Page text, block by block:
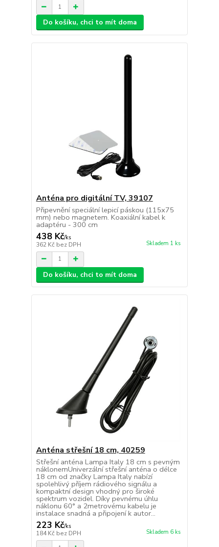
Do košíku, chci to mít doma
Anténa pro digitální TV, 39107
Připevnění speciální lepicí páskou (115x75
mm) nebo magnetem. Koaxiální kabel k
adaptéru - 300 cm
438 Kč/ks
362 Kč bez DPH Skladem 1 ks
Do košíku, chci to mít doma
Anténa střešní 18 cm, 40259
Střešní anténa Lampa Italy 18 cm s pevným
náklonemUniverzální střešní anténa o délce
18 cm od značky Lampa Italy nabízí
spolehlivý příjem rádiového signálu a
kompaktní design vhodný pro široké
spektrum vozidel. Díky pevnému úhlu
náklonu 60° a 2metrovému kabelu je
instalace snadná a připojení k autor...
223 Kč/ks
184 Kč bez DPH Skladem 6 ks